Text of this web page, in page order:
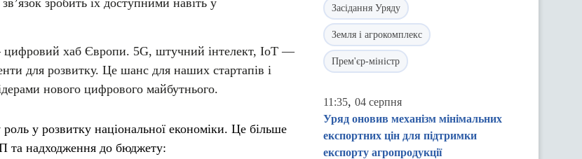
зробить їх доступними навіть у
цифровий хаб Європи. 5G, штучний інтелект, IoT —
для розвитку. Це шанс для наших стартапів і
нового цифрового майбутнього.
роль у розвитку національної економіки. Це більше
та надходження до бюджету:
Засідання Уряду
Земля і агрокомплекс
Прем'єр-міністр
11:35, 04 серпня
Уряд оновив механізм мінімальних
експортних цін для підтримки
експорту агропродукції